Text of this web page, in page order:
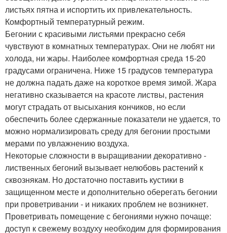
листьях пятна и испортить их привлекательность.
Комфортный температурный режим.
Бегонии с красивыми листьями прекрасно себя
чувствуют в комнатных температурах. Они не любят ни
холода, ни жары. Наиболее комфортная среда 15-20
градусами ограничена. Ниже 15 градусов температура
не должна падать даже на короткое время зимой. Жара
негативно сказывается на красоте листвы, растения
могут страдать от высыхания кончиков, но если
обеспечить более сдержанные показатели не удается, то
можно нормализировать среду для бегонии простыми
мерами по увлажнению воздуха.
Некоторые сложности в выращивании декоративно -
лиственных бегоний вызывает нелюбовь растений к
сквознякам. Но достаточно поставить кустики в
защищенном месте и дополнительно оберегать бегонии
при проветривании - и никаких проблем не возникнет.
Проветривать помещение с бегониями нужно почаще:
доступ к свежему воздуху необходим для формирования